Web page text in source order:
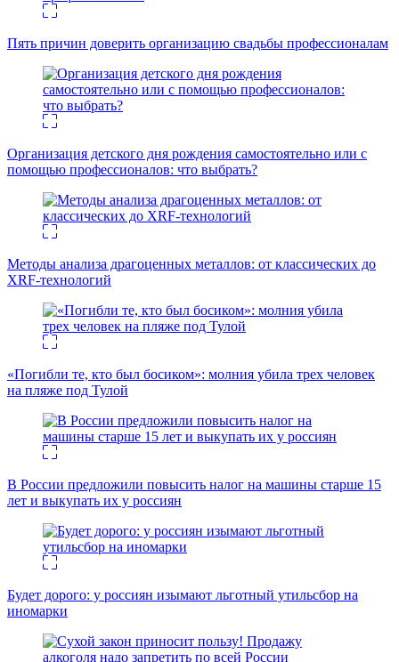
Пять причин доверить организацию свадьбы профессионалам
Организация детского дня рождения самостоятельно или с
помощью профессионалов: что выбрать?
Методы анализа драгоценных металлов: от классических до
XRF-технологий
«Погибли те, кто был босиком»: молния убила трех человек
на пляже под Тулой
В России предложили повысить налог на машины старше 15
лет и выкупать их у россиян
Будет дорого: у россиян изымают льготный утильсбор на
иномарки